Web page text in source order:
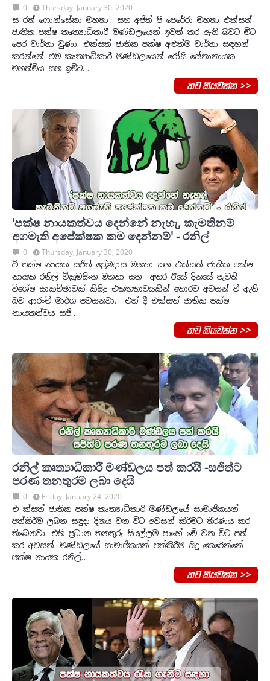
0
Thursday, January 30, 2020
ස රත් ෆොන්සේකා මහතා සහ අජිත් පී පෙරේරා මහතා එක්සත්
ජාතික පක්ෂ කෘත්‍යාධිකාරී මණ්ඩලයෙන් ඉවත් කර ඇති බවට මීට
පෙර වාර්තා වුණා. එක්සත් ජාතික පක්ෂ අළුත්ම වාර්තා සඳහන්
කරන්නේ එම කෘත්‍යාධිකාරී මණ්ඩලයෙන් රෝසි සේනානායක
මහත්මිය සහ ඉමිට…
තව කියවන්න >>
'පක්ෂ නායකත්වය දෙන්නේ නැහැ, කැමතිනම්
අගමැති අපේක්ෂක කම දෙන්නම්' - රනිල්
0
Thursday, January 30, 2020
වි පක්ෂ නායක සජිත් ප්‍රේමදාස මහතා සහ එක්සත් ජාතික පක්ෂ
නායක රනිල් වික්‍රමසිංහ මහතා සහ අතර ඊයේ දිනයේ පැවති
විශේෂ සාකච්ඡාවක් කිසිදු එකඟතාවයකින් තොරව අවසන් වී ඇති
බව ආරංචි මාර්ග පවසනවා. එහ් දී එක්සත් ජාතික පක්ෂ
නායකත්වය සජි…
තව කියවන්න >>
රනිල් කෘත්‍යාධිකාරී මණ්ඩලය පත් කරයි -සජිත්ට
පරණ තනතුරම ලබා දෙයි
0
Friday, January 24, 2020
එ ක්සත් ජාතික පක්ෂ කෘත්‍යාධිකාරි මණ්ඩලයේ සාමාජිකයන්
පත්කිරීම ලබන සඳුදා දිනය වන විට අවසන් කිරීමට තීරණය කර
තිබෙනවා. එහි ප්‍රධාන තනතුරු සියල්ලම පාහේ මේ වන විට පත්
කර අවසන්. මණ්ඩලයේ සාමාජිකයන් පත්කිරීම සිදු කෙරෙන්නේ
පක්ෂ නායක රනිල්…
තව කියවන්න >>